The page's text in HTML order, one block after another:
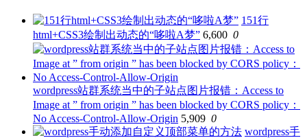
151行
html+CSS3绘制出动态的“哆啦A梦” 6,600 0
wordpress站群系统当中的子站点图片报错：Access to
Image at ” from origin ” has been blocked by CORS policy：
No Access-Control-Allow-Origin 5,909 0
wordpress手